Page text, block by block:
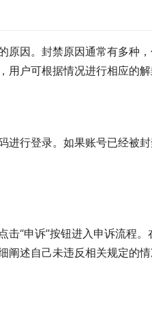
原因。封禁原因通常有多种
户可根据情况进行相应的解
进行登录。如果账号已经被
“申诉”按钮进入申诉流程
述自己未违反相关规定的情